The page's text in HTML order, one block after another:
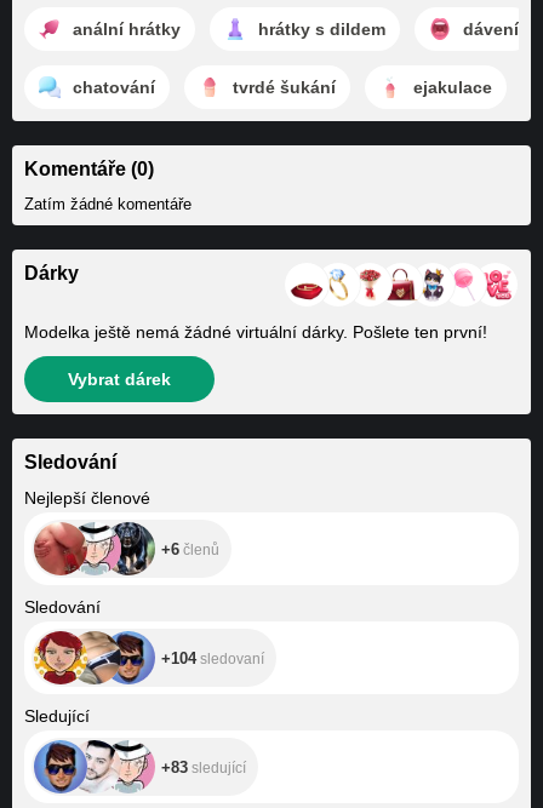
anální hrátky hrátky s dildem dávení
chatování tvrdé šukání ejakulace
Komentáře (0)
Zatím žádné komentáře
Dárky
Modelka ještě nemá žádné virtuální dárky. Pošlete ten první!
Vybrat dárek
Sledování
Nejlepší členové
+6 členů
Sledování
+104sledovaní
Sledující
+83 sledující